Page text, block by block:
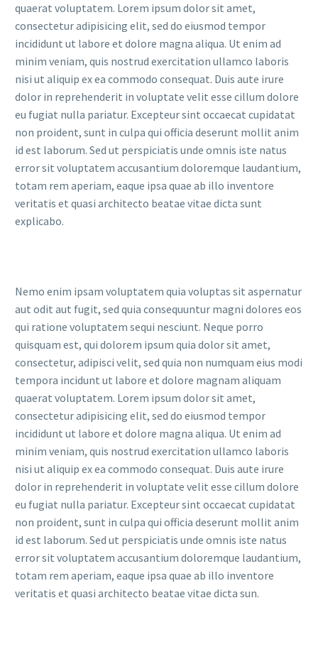
quaerat voluptatem. Lorem ipsum dolor sit amet,
consectetur adipisicing elit, sed do eiusmod tempor
incididunt ut labore et dolore magna aliqua. Ut enim ad
minim veniam, quis nostrud exercitation ullamco laboris
nisi ut aliquip ex ea commodo consequat. Duis aute irure
dolor in reprehenderit in voluptate velit esse cillum dolore
eu fugiat nulla pariatur. Excepteur sint occaecat cupidatat
non proident, sunt in culpa qui officia deserunt mollit anim
id est laborum. Sed ut perspiciatis unde omnis iste natus
error sit voluptatem accusantium doloremque laudantium,
totam rem aperiam, eaque ipsa quae ab illo inventore
veritatis et quasi architecto beatae vitae dicta sunt
explicabo.
Nemo enim ipsam voluptatem quia voluptas sit aspernatur
aut odit aut fugit, sed quia consequuntur magni dolores eos
qui ratione voluptatem sequi nesciunt. Neque porro
quisquam est, qui dolorem ipsum quia dolor sit amet,
consectetur, adipisci velit, sed quia non numquam eius modi
tempora incidunt ut labore et dolore magnam aliquam
quaerat voluptatem. Lorem ipsum dolor sit amet,
consectetur adipisicing elit, sed do eiusmod tempor
incididunt ut labore et dolore magna aliqua. Ut enim ad
minim veniam, quis nostrud exercitation ullamco laboris
nisi ut aliquip ex ea commodo consequat. Duis aute irure
dolor in reprehenderit in voluptate velit esse cillum dolore
eu fugiat nulla pariatur. Excepteur sint occaecat cupidatat
non proident, sunt in culpa qui officia deserunt mollit anim
id est laborum. Sed ut perspiciatis unde omnis iste natus
error sit voluptatem accusantium doloremque laudantium,
totam rem aperiam, eaque ipsa quae ab illo inventore
veritatis et quasi architecto beatae vitae dicta sun.